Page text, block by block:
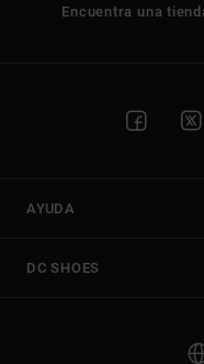
Encuentra una
AYUDA
DC SHOES